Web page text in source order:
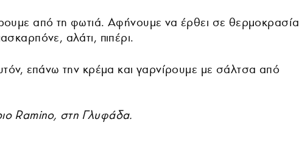
από τη φωτιά. Αφήνουμε να έρθει σε θερμοκρασία
αλάτι, πιπέρι.
επάνω την κρέμα και γαρνίρουμε με σάλτσα από
Ramino, στη Γλυφάδα.